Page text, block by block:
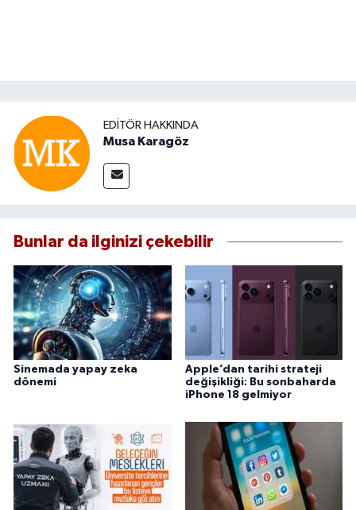
EDITÖR HAKKINDA
Musa Karagöz
Bunlar da ilginizi çekebilir
Sinemada yapay zeka
dönemi
Apple’dan tarihi strateji
değişikliği: Bu sonbaharda
iPhone 18 gelmiyor